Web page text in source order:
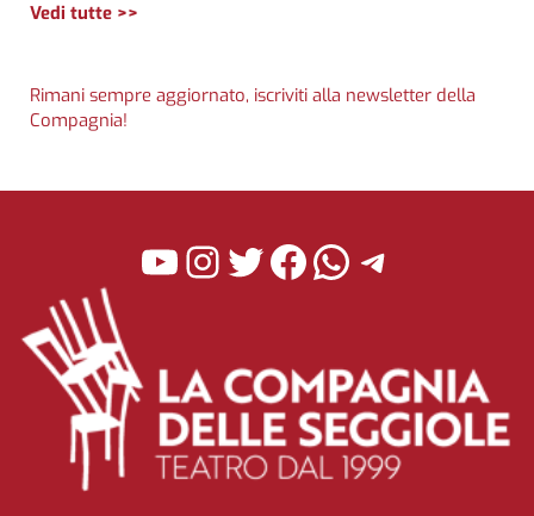
Vedi tutte >>
Rimani sempre aggiornato, iscriviti alla newsletter della
Compagnia!
YouTube
Instagram
Twitter
Facebook
WhatsApp